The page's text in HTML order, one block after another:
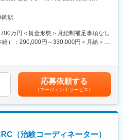
る仕事です。
る手続きを助けたり、治験中のデータを
ある仕事です。
しての業務となります。
かりやすく説明したり、医師や看護師
が身に付きます。
：
社の定める事業所
岡駅
万円＜賃金形態＞月給制補足事項なし
給）：290,000円～330,000円＜月給＞
給(月額)は固定手当を含めた表記です。
応募依頼する
（エージェントサービス）
（治験コーディネーター）